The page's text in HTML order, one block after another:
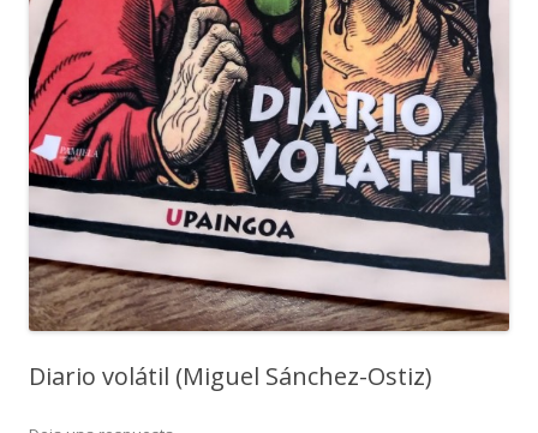
Diario volátil (Miguel Sánchez-Ostiz)